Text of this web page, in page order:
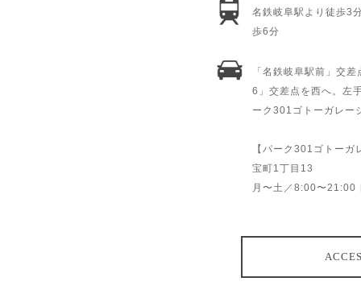
名鉄岐阜駅より徒歩3
歩6分
「名鉄岐阜駅前」交
6」交差点を西へ。左
ーク301ゴトーガレー
【パーク301ゴトーガ
宝町1丁目13
月〜土／8:00〜21:00